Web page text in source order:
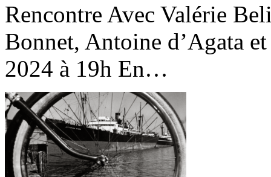
Rencontre Avec Valérie
Bonnet, Antoine d’Agata
2024 à 19h En…